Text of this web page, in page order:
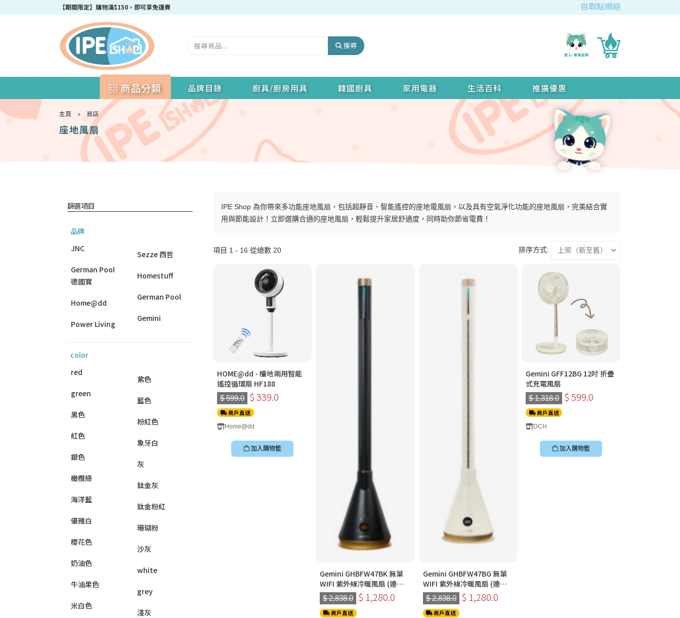
【期間限定】購物滿$150，即可享免運費
成為IPEshop會員，新會員即可獲得迎新$50購物優惠碼！ 自取點網絡
搜尋
商品分類 品牌目錄 廚具/廚房用具 韓國廚具 家用電器 生活百科 推廣優惠
主頁 » 商店
座地風扇
篩選項目
品牌
JNC
German Pool
德國寳
Home@dd
Power Living
Sezze 西哲
Homestuff
German Pool
Gemini
color
red
green
黑色
紅色
銀色
橄欖綠
海洋藍
優雅白
櫻花色
奶油色
牛油果色
米白色
紫色
藍色
粉紅色
象牙白
灰
鈦金灰
鈦金粉紅
珊瑚粉
沙灰
white
grey
淺灰
IPE Shop 為你帶來多功能座地風扇，包括超靜音、智能遙控的座地電風扇，以及具有空氣淨化功能的座地風扇，完美結合實
用與節能設計！立即選購合適的座地風扇，輕鬆提升家居舒適度，同時助你節省電費！
項目 1 - 16 從總數 20 排序方式:
HOME@dd - 檯地兩用智能
遙控循環扇 HF188
$ 599.0 $ 339.0
商戶直送
Home@dd
加入購物籃
Gemini GHBFW47BK 無葉
WIFI 紫外線冷暖風扇 (連加
濕器)
$ 2,838.0 $ 1,280.0
商戶直送
Gemini GHBFW47BG 無葉
WIFI 紫外線冷暖風扇 (連加
濕器) (燕麥色)
$ 2,838.0 $ 1,280.0
商戶直送
Gemini GFF12BG 12吋 折疊
式充電風扇
$ 1,318.0 $ 599.0
商戶直送
DCH
加入購物籃